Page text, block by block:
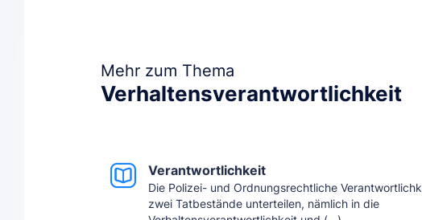
Mehr zum Thema
Verhaltensverantwortlichkeit
Verantwortlichkeit
Die Polizei- und Ordnungsrechtliche
zwei Tatbestände unterteilen, nämlich in die